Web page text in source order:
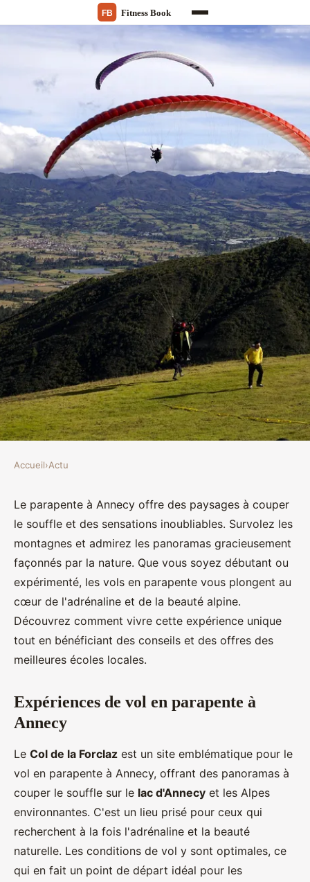
Découvrez le parapente à
annecy : vols inoubliables en
montagne
Amir•2 octobre 2024•3 min de lecture
Accueil›Actu
Le parapente à Annecy offre des paysages à couper
le souffle et des sensations inoubliables. Survolez les
montagnes et admirez les panoramas gracieusement
façonnés par la nature. Que vous soyez débutant ou
expérimenté, les vols en parapente vous plongent au
cœur de l'adrénaline et de la beauté alpine.
Découvrez comment vivre cette expérience unique
tout en bénéficiant des conseils et des offres des
meilleures écoles locales.
Expériences de vol en parapente à
Annecy
Le Col de la Forclaz est un site emblématique pour le
vol en parapente à Annecy, offrant des panoramas à
couper le souffle sur le lac d'Annecy et les Alpes
environnantes. C'est un lieu prisé pour ceux qui
recherchent à la fois l'adrénaline et la beauté
naturelle. Les conditions de vol y sont optimales, ce
qui en fait un point de départ idéal pour les